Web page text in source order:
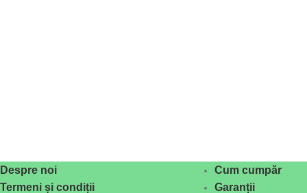
Despre noi
Termeni și condiții
Cum cumpăr
Garanții